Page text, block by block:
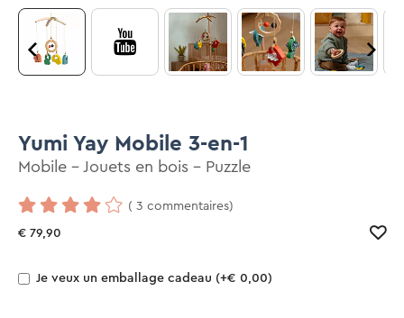
Yumi Yay Mobile 3-en-1
Mobile - Jouets en bois - Puzzle
( 3 commentaires)
€ 79,90
Je veux un emballage cadeau (+€ 0,00)